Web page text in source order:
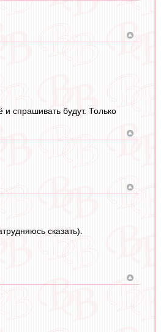
спрашивать будут. Только
сказать).